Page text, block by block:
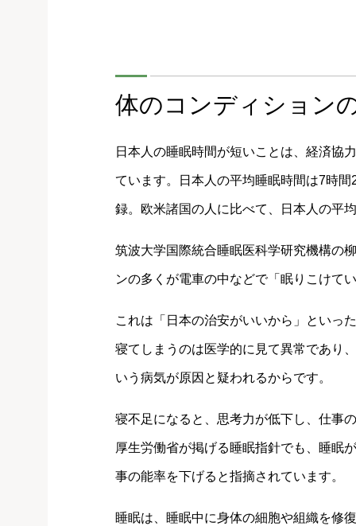
体のコンディション
日本人の睡眠時間が短いことは、経済協
ています。日本人の平均睡眠時間は7時
録。欧米諸国の人に比べて、日本人の平
筑波大学国際統合睡眠医科学研究機構の
ンの多くが電車の中などで「眠りこけて
これは「日本の治安がいいから」といっ
寝てしまうのは医学的に見て異常であり
いう病気が原因と疑われるからです。
寝不足になると、思考力が低下し、仕事
厚生労働省が掲げる睡眠指針でも、睡眠
事の能率を下げると指摘されています。
睡眠は、睡眠中に身体の細胞や組織を修